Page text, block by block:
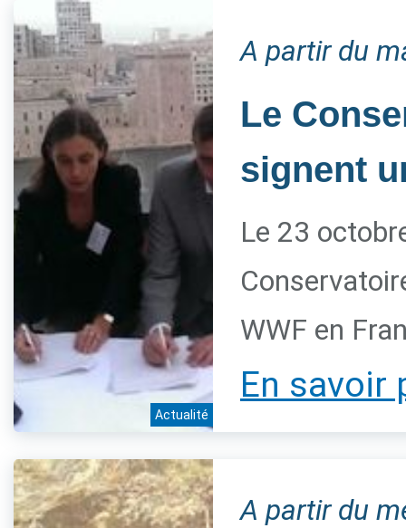
Actualité
A partir du
Le
signent
Le 23
WWF en
En savoir
A partir du